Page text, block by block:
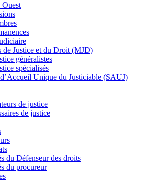
de Justice et du Droit (MJD)
généralistes
spécialisés
Unique du Justiciable (SAUJ)
de justice
de justice
du Défenseur des droits
du procureur